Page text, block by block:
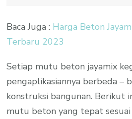
Baca Juga : Harga Beton
Terbaru 2023
Setiap mutu beton jayamix
pengaplikasiannya berbeda –
konstruksi bangunan. Berikut
mutu beton yang tepat